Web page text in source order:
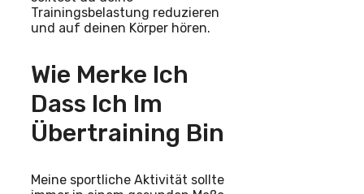
Trainingsbelastung reduzieren
und auf deinen Körper hören.
Wie Merke Ich
Dass Ich Im
Übertraining Bin
Meine sportliche Aktivität sollte